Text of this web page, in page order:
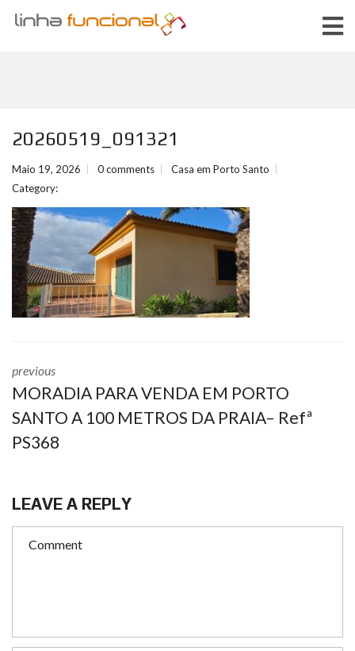
20260519_091321
Maio 19, 2026 0 comments
Casa em Porto Santo
Category:
previous
MORADIA PARA VENDA EM PORTO
SANTO A 100 METROS DA PRAIA– Refª
PS368
LEAVE A REPLY